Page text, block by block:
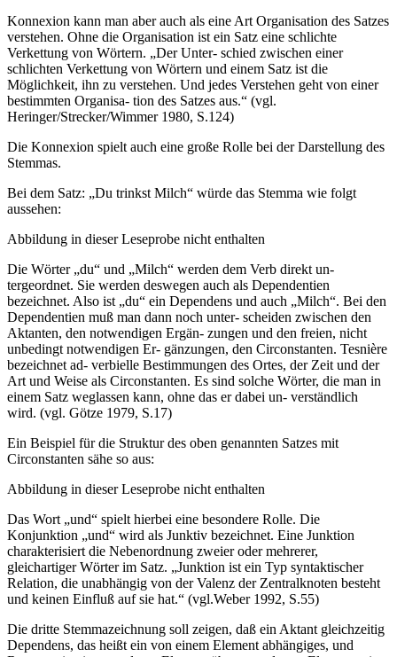
Konnexion kann man aber auch als eine Art Organisation des Satzes
verstehen. Ohne die Organisation ist ein Satz eine schlichte
Verkettung von Wörtern. „Der Unter- schied zwischen einer
schlichten Verkettung von Wörtern und einem Satz ist die
Möglichkeit, ihn zu verstehen. Und jedes Verstehen geht von einer
bestimmten Organisa- tion des Satzes aus.“ (vgl.
Heringer/Strecker/Wimmer 1980, S.124)
Die Konnexion spielt auch eine große Rolle bei der Darstellung des
Stemmas.
Bei dem Satz: „Du trinkst Milch“ würde das Stemma wie folgt
aussehen:
Abbildung in dieser Leseprobe nicht enthalten
Die Wörter „du“ und „Milch“ werden dem Verb direkt un-
tergeordnet. Sie werden deswegen auch als Dependentien
bezeichnet. Also ist „du“ ein Dependens und auch „Milch“. Bei den
Dependentien muß man dann noch unter- scheiden zwischen den
Aktanten, den notwendigen Ergän- zungen und den freien, nicht
unbedingt notwendigen Er- gänzungen, den Circonstanten. Tesnière
bezeichnet ad- verbielle Bestimmungen des Ortes, der Zeit und der
Art und Weise als Circonstanten. Es sind solche Wörter, die man in
einem Satz weglassen kann, ohne das er dabei un- verständlich
wird. (vgl. Götze 1979, S.17)
Ein Beispiel für die Struktur des oben genannten Satzes mit
Circonstanten sähe so aus:
Abbildung in dieser Leseprobe nicht enthalten
Das Wort „und“ spielt hierbei eine besondere Rolle. Die
Konjunktion „und“ wird als Junktiv bezeichnet. Eine Junktion
charakterisiert die Nebenordnung zweier oder mehrerer,
gleichartiger Wörter im Satz. „Junktion ist ein Typ syntaktischer
Relation, die unabhängig von der Valenz der Zentralknoten besteht
und keinen Einfluß auf sie hat.“ (vgl.Weber 1992, S.55)
Die dritte Stemmazeichnung soll zeigen, daß ein Aktant gleichzeitig
Dependens, das heißt ein von einem Element abhängiges, und